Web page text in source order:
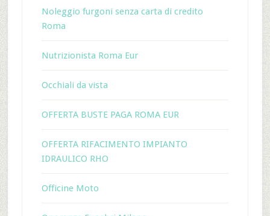
Noleggio furgoni senza carta di credito
Roma
Nutrizionista Roma Eur
Occhiali da vista
OFFERTA BUSTE PAGA ROMA EUR
OFFERTA RIFACIMENTO IMPIANTO
IDRAULICO RHO
Officine Moto